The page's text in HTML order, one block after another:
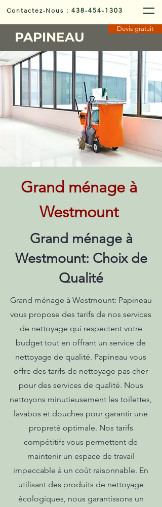
Contactez-Nous :438-454-1303
PAPINEAU
Devis gratuit
Grand ménage à
Westmount
Grand ménage à
Westmount: Choix de
Qualité
Grand ménage à Westmount: Papineau
vous propose des tarifs de nos services
de nettoyage qui respectent votre
budget tout en offrant un service de
nettoyage de qualité. Papineau vous
offre des tarifs de nettoyage pas cher
pour des services de qualité. Nous
nettoyons minutieusement les toilettes,
lavabos et douches pour garantir une
propreté optimale. Nos tarifs
compétitifs vous permettent de
maintenir un espace de travail
impeccable à un coût raisonnable. En
utilisant des produits de nettoyage
écologiques, nous garantissons un